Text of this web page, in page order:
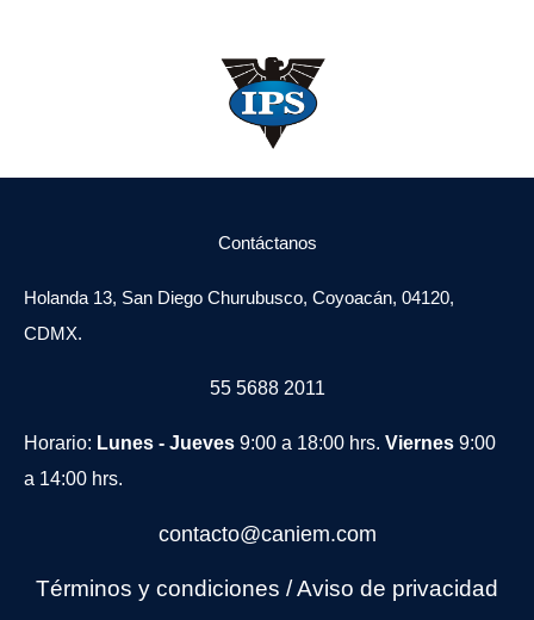
Contáctanos
Holanda 13, San Diego Churubusco, Coyoacán, 04120,
CDMX.
55 5688 2011
Horario: Lunes - Jueves 9:00 a 18:00 hrs. Viernes 9:00
a 14:00 hrs.
contacto@caniem.com
Términos y condiciones /Aviso de privacidad